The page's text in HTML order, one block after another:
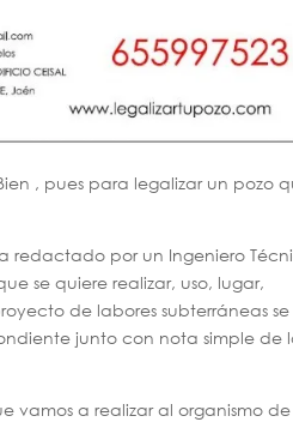
, pues para legalizar un pozo
redactado por un Ingeniero
se quiere realizar, uso, lugar,
de labores subterráneas se
junto con nota simple de
vamos a realizar al organismo de